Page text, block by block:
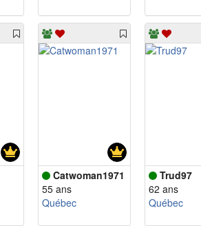
Catwoman1971
55 ans
Québec
Trud97
62 ans
Québec